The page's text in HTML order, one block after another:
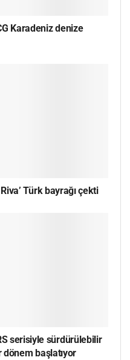
Karadeniz denize
Türk bayrağı çekti
serisiyle sürdürülebilir
dönem başlatıyor